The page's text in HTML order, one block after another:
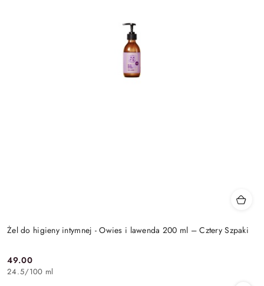
Żel do higieny intymnej - Owies i lawenda 200 ml – Cztery Szpaki
Cena:
49.00
24.5/100 ml